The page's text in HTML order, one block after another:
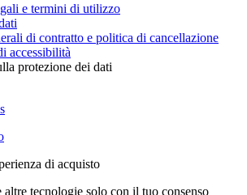
e termini di utilizzo
di contratto e politica di cancellazione
accessibilità
protezione dei dati
di acquisto
tecnologie solo con il tuo consenso